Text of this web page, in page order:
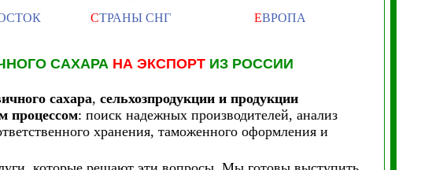
СТРАНЫ СНГ ЕВРОПА
САХАРА НА ЭКСПОРТ ИЗ РОССИИ
сахара, сельхозпродукции и продукции
процессом: поиск надежных производителей, анализ
хранения, таможенного оформления и